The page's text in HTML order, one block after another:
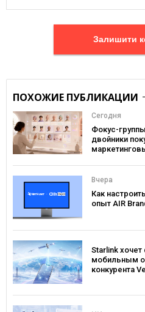
ПОХОЖИЕ ПУБЛИКАЦИИ
Сегодня
Фокус-
двойники
Вчера
Как
опыт AIR
Starlink
мобильным
конкурента